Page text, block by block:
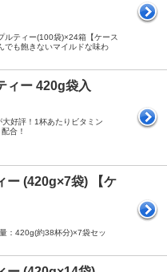
ルティー(100袋)×24箱【ケース
でも飽きないマイルドな味わ
ィー 420g袋入
好評！1杯あたりビタミン
合！
ー (420g×7袋) 【ケ
：420g(約38杯分)×7袋セッ